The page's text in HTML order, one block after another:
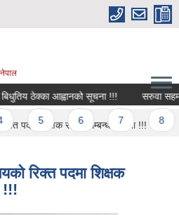
ठेक्का आह्वानको सूचना !!! सरुवा
5 6 7 8
पदमा शिक्षक सरुवा सम्बन्धी सूचना !!!
रिक्त पदमा शिक्षक
!!!